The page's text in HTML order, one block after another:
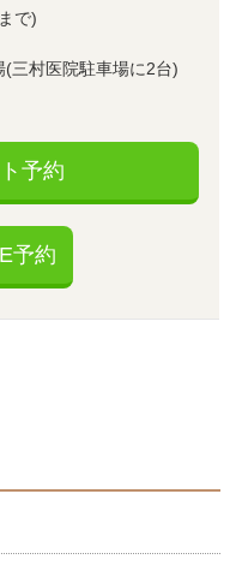
で)
(三村医院駐車場に2台)
予約
予約